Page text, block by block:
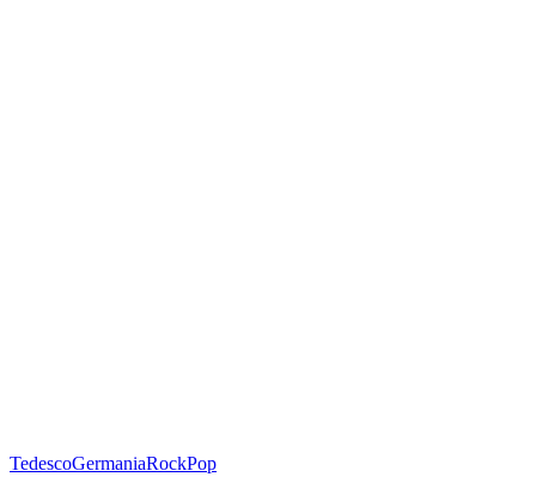
TedescoGermaniaRockPop